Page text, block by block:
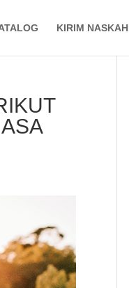
KIRIM NASKAH